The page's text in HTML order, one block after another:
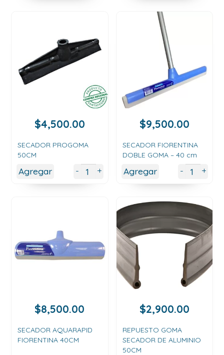
$4,500.00
SECADOR PROGOMA
50CM
Agregar - +
$9,500.00
SECADOR FIORENTINA
DOBLE GOMA – 40 cm
Agregar - +
$8,500.00
SECADOR AQUARAPID
FIORENTINA 40CM
$2,900.00
REPUESTO GOMA
SECADOR DE ALUMINIO
50CM